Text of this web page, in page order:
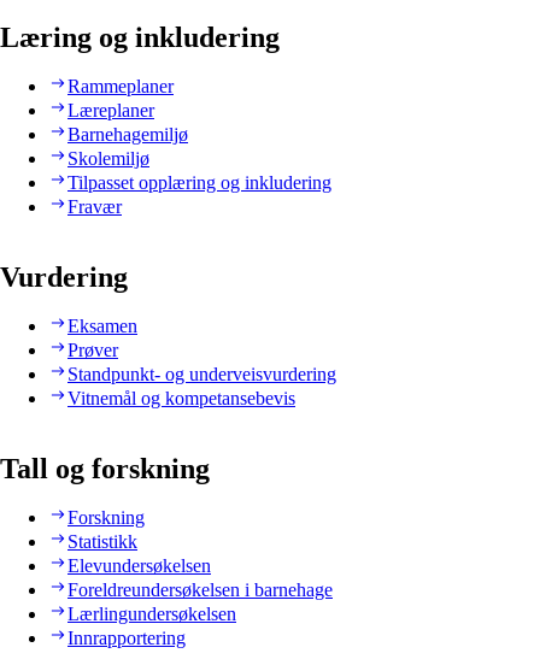
Læring og inkludering
Rammeplaner
Læreplaner
Barnehagemiljø
Skolemiljø
Tilpasset opplæring og inkludering
Fravær
Vurdering
Eksamen
Prøver
Standpunkt- og underveisvurdering
Vitnemål og kompetansebevis
Tall og forskning
Forskning
Statistikk
Elevundersøkelsen
Foreldreundersøkelsen i barnehage
Lærlingundersøkelsen
Innrapportering